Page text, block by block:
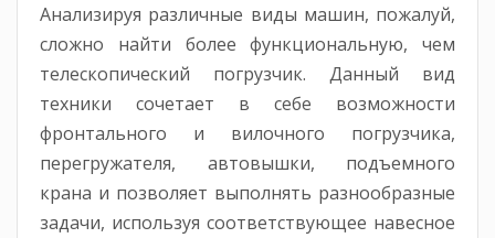
Анализируя различные виды машин, пожалуй,
сложно найти более функциональную, чем
телескопический погрузчик. Данный вид
техники сочетает в себе возможности
фронтального и вилочного погрузчика,
перегружателя, автовышки, подъемного
крана и позволяет выполнять разнообразные
задачи, используя соответствующее навесное